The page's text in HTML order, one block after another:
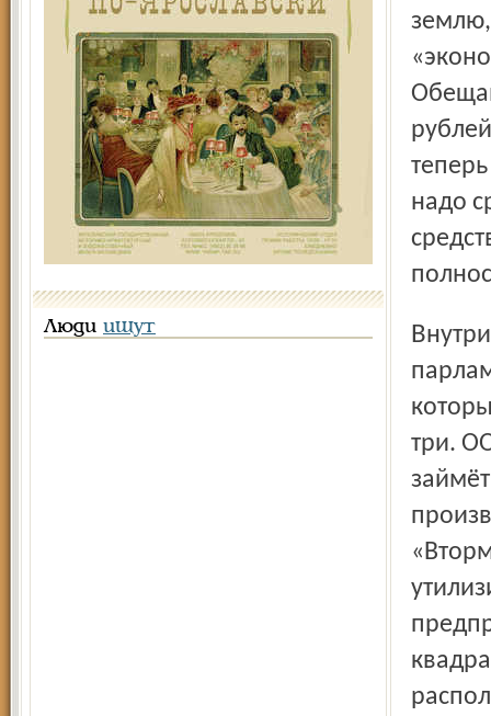
Люди ищут
надо
Внутри помещения у заранее подготовленных стендов
три.